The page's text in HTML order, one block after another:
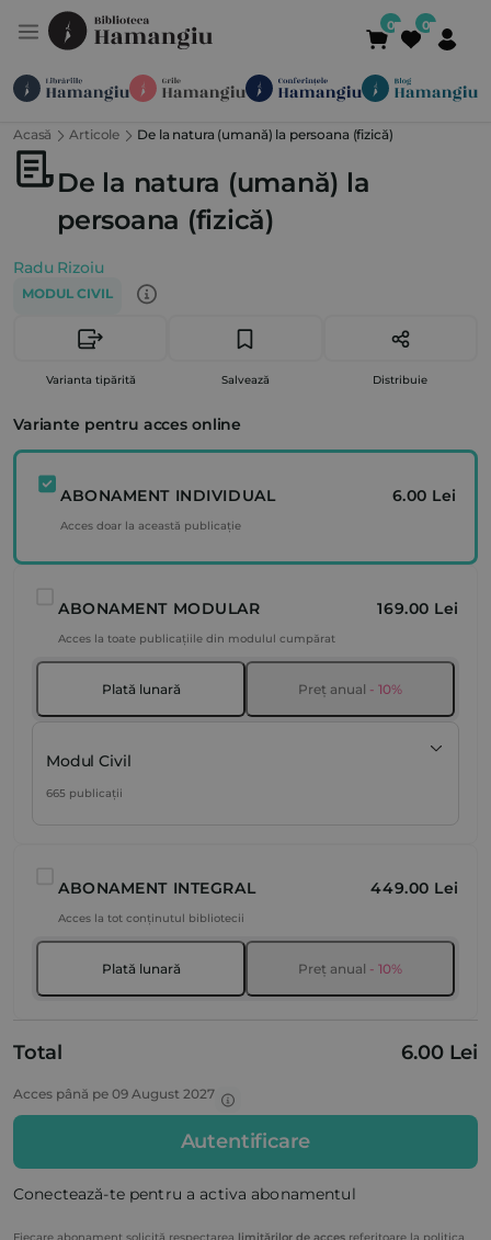
Module Publicații Abonamente
Suport Contact Newsletter 021 336 01 25
Acasă Articole De la natura (umană) la persoana (fizică)
De la natura (umană) la
persoana (fizică)
Radu Rizoiu
MODUL CIVIL
Varianta tipărită Salvează Distribuie
Variante pentru acces online
ABONAMENT INDIVIDUAL 6.00 Lei
Acces doar la această publicație
ABONAMENT MODULAR 169.00 Lei
Acces la toate publicațiile din modulul cumpărat
Plată lunară Preț anual - 10%
Modul Civil
665 publicații
ABONAMENT INTEGRAL 449.00 Lei
Acces la tot conținutul bibliotecii
Plată lunară Preț anual - 10%
Total 6.00 Lei
Acces până pe 09 August 2027
Autentificare
Conectează-te pentru a activa abonamentul